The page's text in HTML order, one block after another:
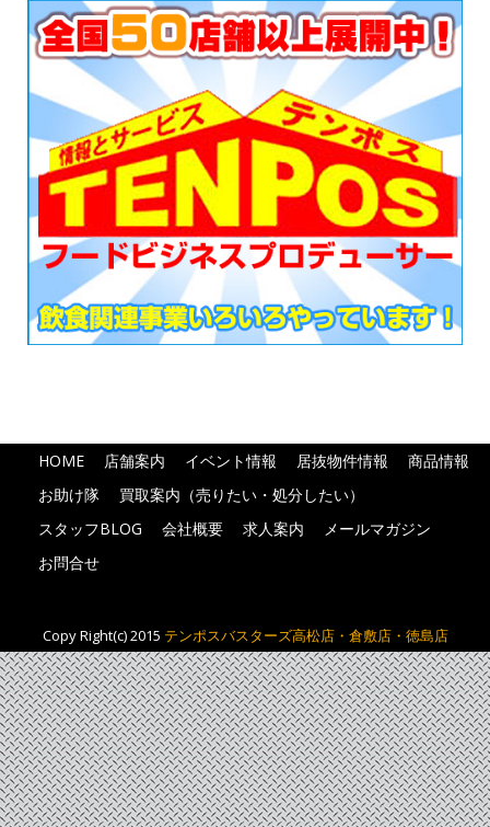
HOME 店舗案内 イベント情報 居抜物件情報
商品情報
お助け隊
買取案内（売りたい・処分したい）
スタッフBLOG
会社概要 求人案内
メールマガジン
お問合せ
Copy Right(c) 2015 テンポスバスターズ高松店・倉敷店・徳島店